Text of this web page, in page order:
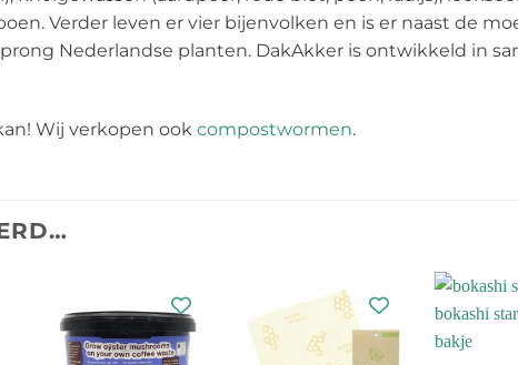
Verder leven er vier bijenvolken en is er naast de
Nederlandse planten. DakAkker is ontwikkeld in
Wij verkopen ook compostwormen.